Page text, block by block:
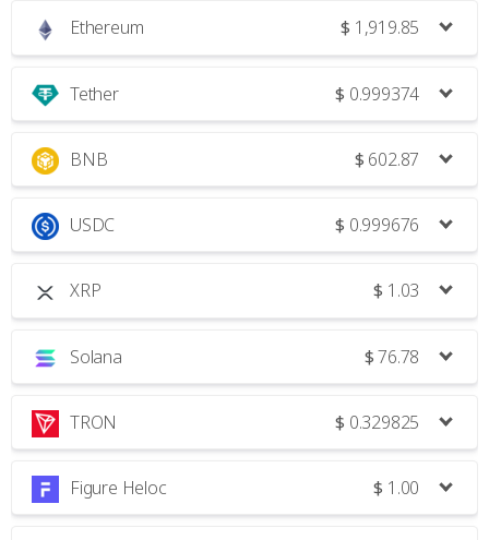
Ethereum $ 1,919.85
Tether $ 0.999374
BNB $ 602.87
USDC $ 0.999676
XRP $ 1.03
Solana $76.78
TRON $ 0.329825
Figure Heloc $ 1.00